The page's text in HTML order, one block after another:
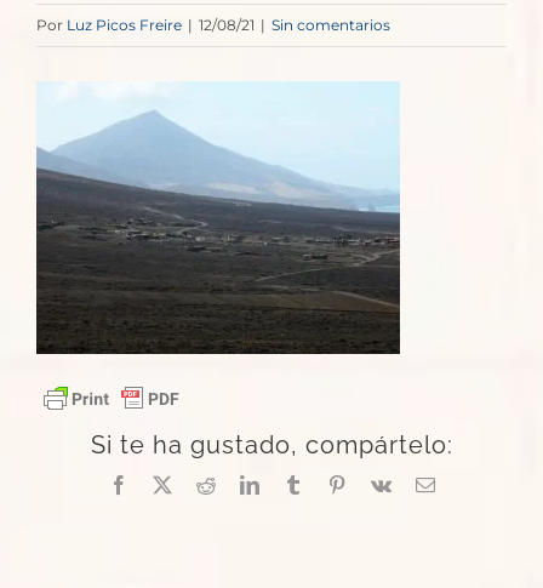
Por Luz Picos Freire | 12/08/21 | Sin comentarios
Si te ha gustado, compártelo:
Facebook
X RedditLinkedInTumblrPinterest
Vk
Correo